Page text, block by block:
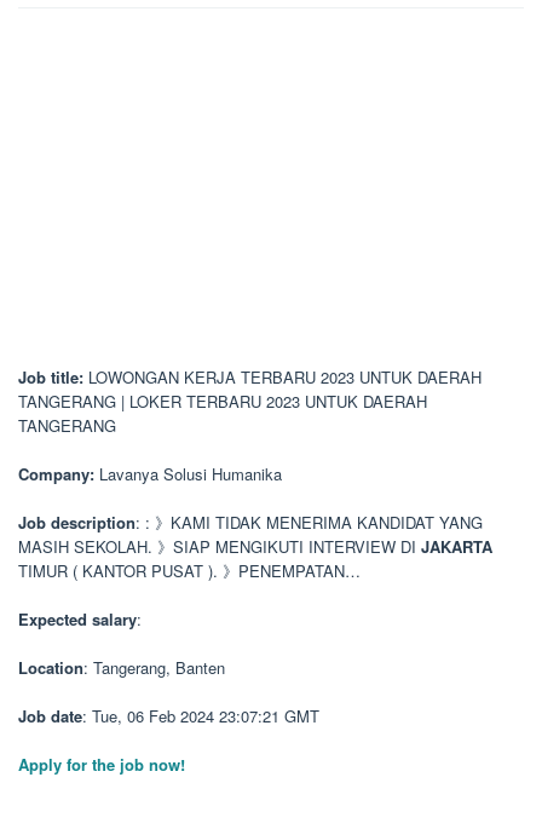
Job title: LOWONGAN KERJA TERBARU 2023 UNTUK DAERAH
TANGERANG | LOKER TERBARU 2023 UNTUK DAERAH
TANGERANG
Company: Lavanya Solusi Humanika
Job description: : 》KAMI TIDAK MENERIMA KANDIDAT YANG
MASIH SEKOLAH. 》SIAP MENGIKUTI INTERVIEW DI JAKARTA
TIMUR ( KANTOR PUSAT ). 》PENEMPATAN…
Expected salary:
Location: Tangerang, Banten
Job date: Tue, 06 Feb 2024 23:07:21 GMT
Apply for the job now!